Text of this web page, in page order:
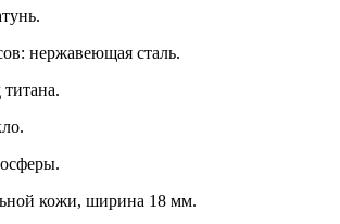
нержавеющая сталь.
кожи, ширина 18 мм.